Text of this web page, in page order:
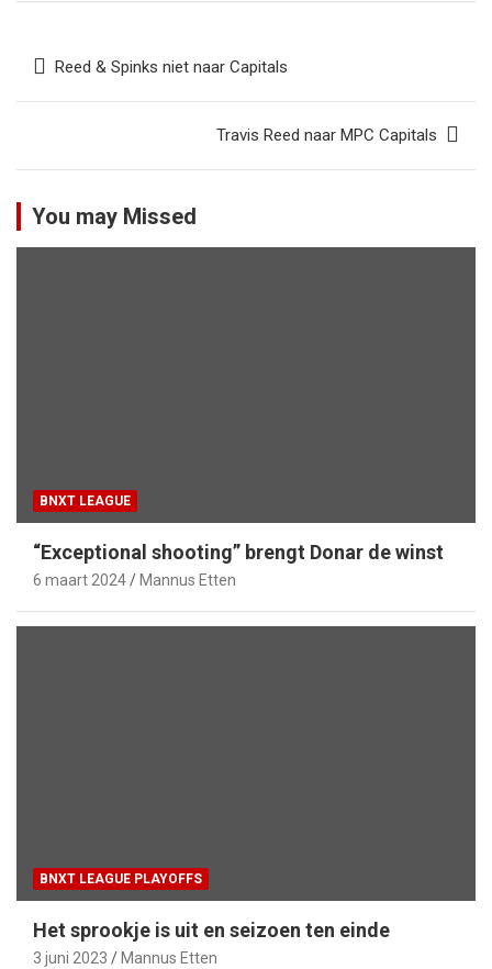
navigatie
Reed & Spinks niet naar Capitals
Travis Reed naar MPC Capitals
You may Missed
BNXT LEAGUE
“Exceptional shooting” brengt Donar de winst
6 maart 2024 Mannus Etten
BNXT LEAGUE PLAYOFFS
Het sprookje is uit en seizoen ten einde
3 juni 2023 Mannus Etten